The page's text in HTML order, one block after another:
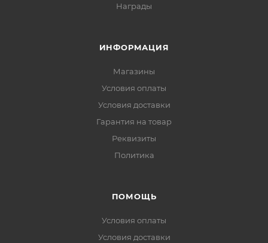
Награды
ИНФОРМАЦИЯ
Магазины
Условия оплаты
Условия доставки
Гарантия на товар
Реквизиты
Политика
ПОМОЩЬ
Условия оплаты
Условия доставки